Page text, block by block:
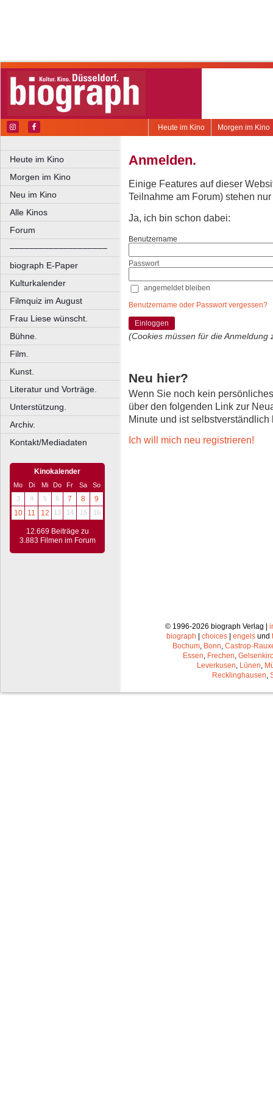
Morgen im Kino
Heute im Kino
Heute im Kino
Morgen im Kino
Neu im Kino
Alle Kinos
Forum
––––––––––––––––––––
biograph E-Paper
Kulturkalender
Filmquiz im August
Frau Liese wünscht.
Bühne.
Film.
Kunst.
Literatur und Vorträge.
Unterstützung.
Archiv.
Kontakt/Mediadaten
Kinokalender
Mo Di Mi Do Fr Sa
So
3
4 5 6 7 8
9
10
11 12 13 14 15 16
12.669 Beiträge zu
3.883 Filmen im Forum
Anmelden.
Einige Features auf dieser
Teilnahme am Forum) stehen
Ja, ich bin schon dabei:
Benutzername
Passwort
angemeldet bleiben
Benutzername oder Passwort vergessen?
Einloggen
(Cookies müssen für die Anmeldung
Neu hier?
Wenn Sie noch kein
über den folgenden Link zur
Minute und ist selbstverständlich
Ich will mich neu registrieren!
© 1996-2026 biograph Verlag |
biograph
choices engels und
Bochum, Bonn, Castrop-
Essen, Frechen,
Leverkusen, Lünen,
Recklinghausen,